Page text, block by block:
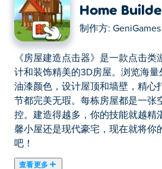
Home
制作方: GeniGames
《房屋建造点击器》是一款点击
计和装饰精美的3D房屋。浏览海
油漆颜色，设计屋顶和墙壁，精心
节都完美无瑕。每栋房屋都是一张
控。建造得越多，你的技能就越精
馨小屋还是现代豪宅，现在就将你
吧！
查看更多